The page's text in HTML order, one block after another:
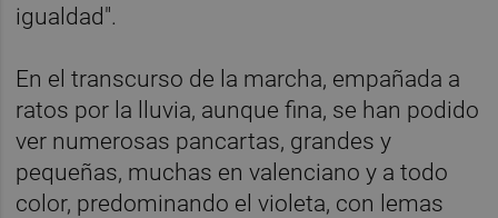
igualdad".
En el transcurso de la marcha, empañada a
ratos por la lluvia, aunque fina, se han podido
ver numerosas pancartas, grandes y
pequeñas, muchas en valenciano y a todo
color, predominando el violeta, con lemas